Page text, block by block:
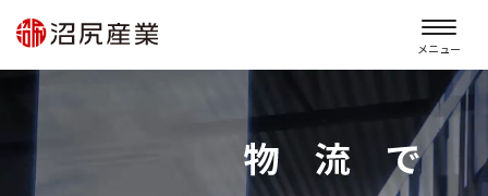
メニュー